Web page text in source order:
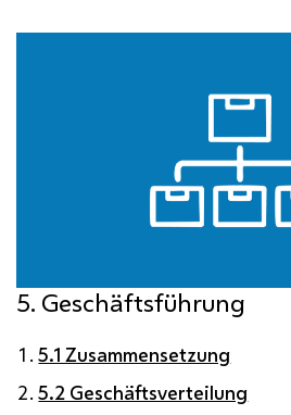
5. Geschäftsführung
5.1 Zusammensetzung
5.2 Geschäftsverteilung